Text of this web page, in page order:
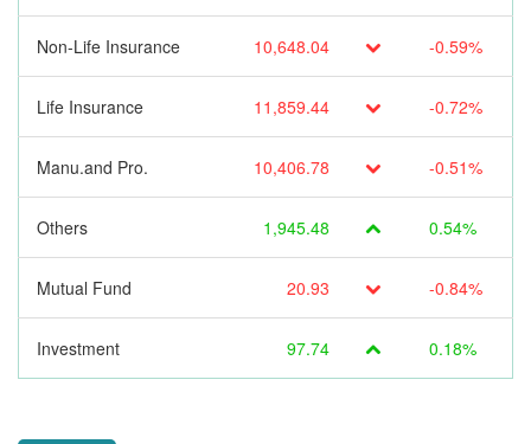
Non-Life Insurance 10,648.04 -0.59%
Life Insurance 11,859.44 -0.72%
Manu.and Pro. 10,406.78 -0.51%
Others 1,945.48 0.54%
Mutual Fund 20.93 -0.84%
Investment 97.74 0.18%